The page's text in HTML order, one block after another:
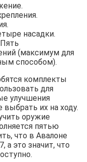
насадки.
Пять
(максимум для
способом).
комплекты
для
улучшения
их на ходу.
оружие
пятью
что в Авалоне
а это значит, что